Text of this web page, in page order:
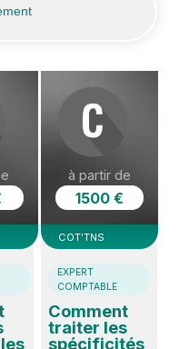
à partir de
1500 €
COT'TNS
EXPERT
COMPTABLE
Comment
traiter les
spécificités